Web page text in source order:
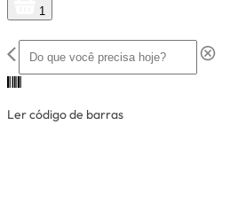
1
Ler código de barras